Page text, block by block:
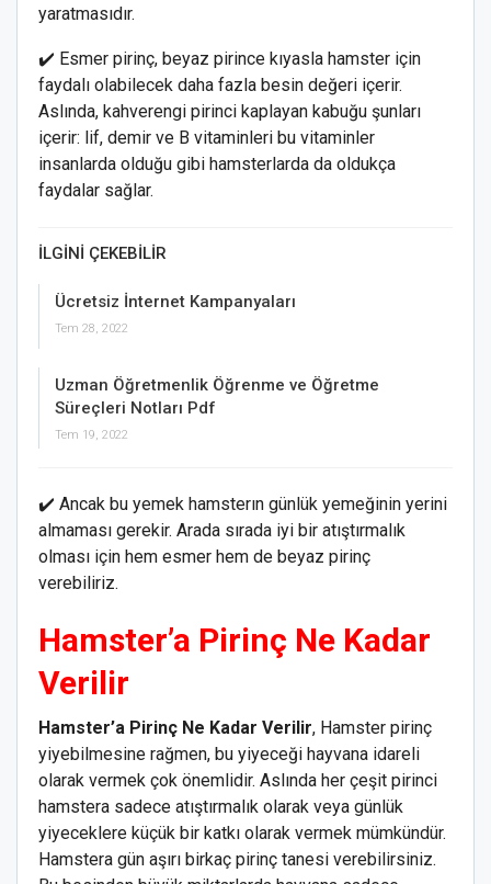
yaratmasıdır.
✔️ Esmer pirinç, beyaz pirince kıyasla hamster için
faydalı olabilecek daha fazla besin değeri içerir.
Aslında, kahverengi pirinci kaplayan kabuğu şunları
içerir: lif, demir ve B vitaminleri bu vitaminler
insanlarda olduğu gibi hamsterlarda da oldukça
faydalar sağlar.
İLGINI ÇEKEBILIR
Ücretsiz İnternet Kampanyaları
Tem 28, 2022
Uzman Öğretmenlik Öğrenme ve Öğretme
Süreçleri Notları Pdf
Tem 19, 2022
✔️ Ancak bu yemek hamsterın günlük yemeğinin yerini
almaması gerekir. Arada sırada iyi bir atıştırmalık
olması için hem esmer hem de beyaz pirinç
verebiliriz.
Hamster’a Pirinç Ne Kadar
Verilir
Hamster’a Pirinç Ne Kadar Verilir, Hamster pirinç
yiyebilmesine rağmen, bu yiyeceği hayvana idareli
olarak vermek çok önemlidir. Aslında her çeşit pirinci
hamstera sadece atıştırmalık olarak veya günlük
yiyeceklere küçük bir katkı olarak vermek mümkündür.
Hamstera gün aşırı birkaç pirinç tanesi verebilirsiniz.